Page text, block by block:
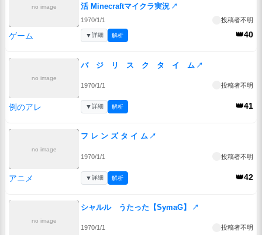
no image
活 Minecraftマイクラ実況 ↗
1970/1/1 投稿者不明
ゲーム 👑40
▼詳細 解析
no image
バ ジ リ ス ク タ イ ム ↗
1970/1/1 投稿者不明
例のアレ 👑41
▼詳細 解析
no image
フ レ ン ズ タ イ ム ↗
1970/1/1 投稿者不明
アニメ 👑42
▼詳細 解析
no image
シャルル うたった【SymaG】 ↗
1970/1/1 投稿者不明